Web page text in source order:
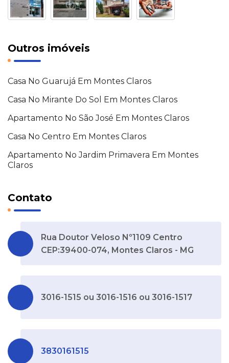
Outros imóveis
Casa No Guarujá Em Montes Claros
Casa No Mirante Do Sol Em Montes Claros
Apartamento No São José Em Montes Claros
Casa No Centro Em Montes Claros
Apartamento No Jardim Primavera Em Montes
Claros
Contato
Rua Doutor Veloso Nº1109 Centro
CEP:39400-074, Montes Claros - MG
3016-1515 ou 3016-1516 ou 3016-1517
3830161515